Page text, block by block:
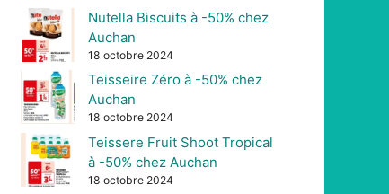
Nutella Biscuits à -50% chez
Auchan
18 octobre 2024
Teisseire Zéro à -50% chez
Auchan
18 octobre 2024
Teissere Fruit Shoot Tropical
à -50% chez Auchan
18 octobre 2024